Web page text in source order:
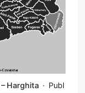
Harghita
Publ